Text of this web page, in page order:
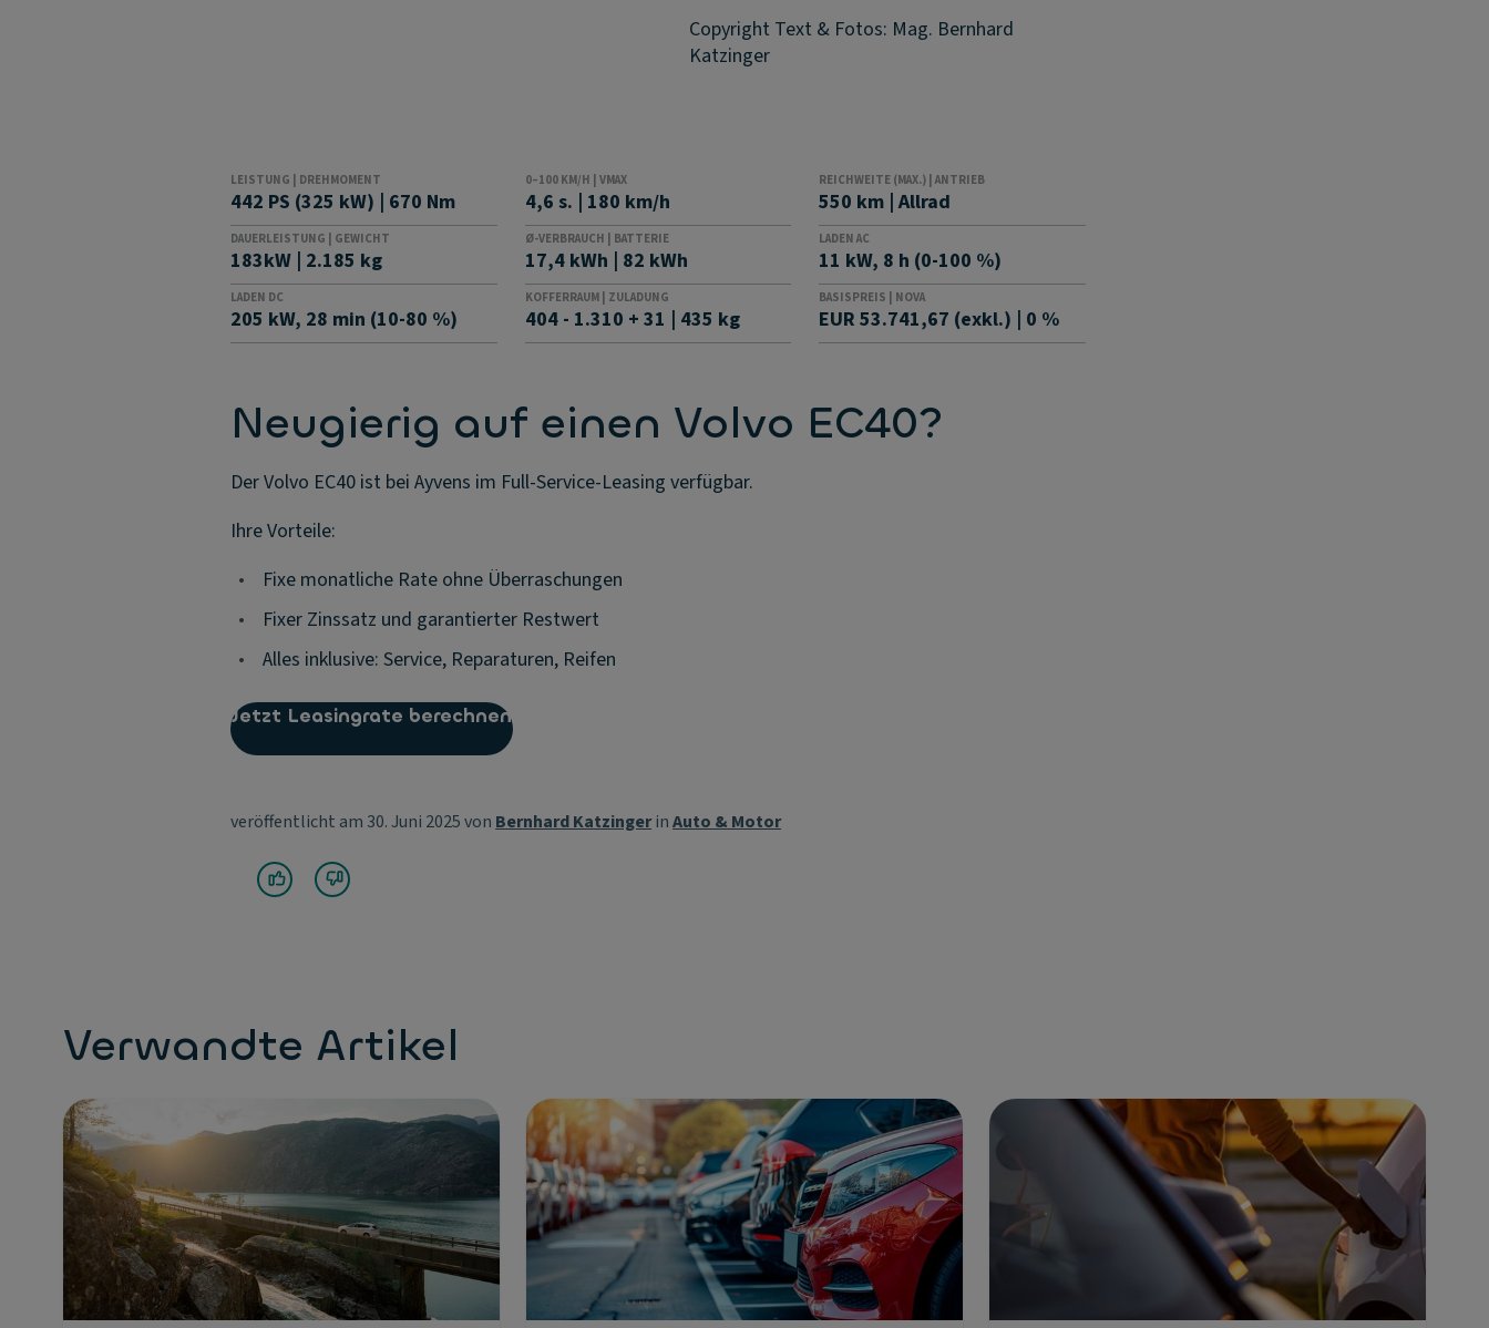
Copyright Text & Fotos: Mag. Bernhard
Katzinger
LEISTUNG | DREHMOMENT
442 PS (325 kW) | 670 Nm
DAUERLEISTUNG | GEWICHT
183kW | 2.185 kg
LADEN DC
205 kW, 28 min (10-80 %)
0–100 KM/H | VMAX
4,6 s. | 180 km/h
Ø-VERBRAUCH | BATTERIE
17,4 kWh | 82 kWh
KOFFERRAUM | ZULADUNG
404 - 1.310 + 31 | 435 kg
REICHWEITE (MAX.) | ANTRIEB
550 km | Allrad
LADEN AC
11 kW, 8 h (0-100 %)
BASISPREIS | NOVA
EUR 53.741,67 (exkl.) | 0 %
Neugierig auf einen Volvo EC40?
Der Volvo EC40 ist bei Ayvens im Full-Service-Leasing verfügbar.
Ihre Vorteile:
•
Fixe monatliche Rate ohne Überraschungen
•
Fixer Zinssatz und garantierter Restwert
•
Alles inklusive: Service, Reparaturen, Reifen
Jetzt Leasingrate berechnen
veröffentlicht am 30. Juni 2025 von Bernhard KatzingerinAuto & Motor
Verwandte Artikel